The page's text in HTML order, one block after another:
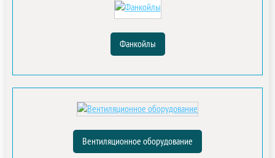
Фанкойлы
Вентиляционное оборудование